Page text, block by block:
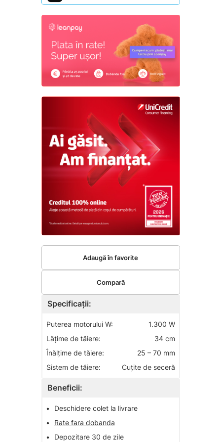
Specificații:
Puterea motorului W:
1.300 W
Lăţime de tăiere:
34 cm
Înălţime de tăiere:
25 – 70 mm
Sistem de tăiere:
Cuţite de seceră
Beneficii:
•
Deschidere colet la livrare
•
Rate fara dobanda
•
Depozitare 30 de zile
Adaugă în favorite
Compară